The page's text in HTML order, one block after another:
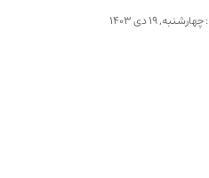
:چهارشنبه, 19 دی 1403